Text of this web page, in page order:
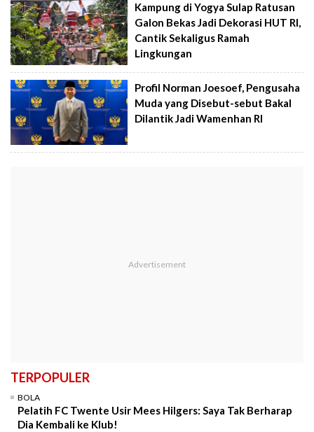
Kampung di Yogya Sulap Ratusan
Galon Bekas Jadi Dekorasi HUT RI,
Cantik Sekaligus Ramah
Lingkungan
Profil Norman Joesoef, Pengusaha
Muda yang Disebut-sebut Bakal
Dilantik Jadi Wamenhan RI
TERPOPULER
BOLA
Pelatih FC Twente Usir Mees Hilgers: Saya Tak Berharap
Dia Kembali ke Klub!